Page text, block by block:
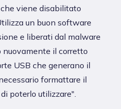
viene disabilitato
un buon software
e liberati dal malware
nuovamente il corretto
USB che generano il
formattare il
poterlo utilizzare".